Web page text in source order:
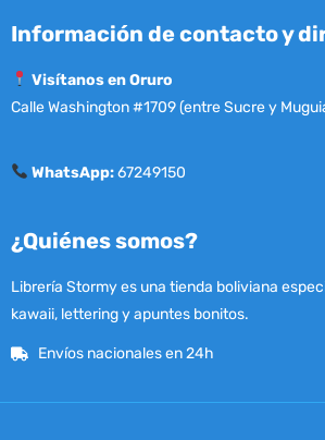
Información de contacto y
Visítanos en Oruro
Calle Washington #1709 (entre Sucre y
WhatsApp:67249150
¿Quiénes somos?
Librería Stormy es una tienda boliviana
kawaii, lettering y apuntes bonitos.
Envíos nacionales en 24h